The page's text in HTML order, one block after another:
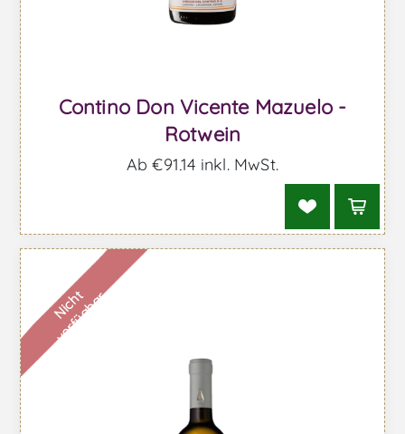
Contino Don Vicente Mazuelo -
Rotwein
Ab €91,14 inkl. MwSt.
N
i
c
h
t
v
e
r
f
ü
g
b
a
r